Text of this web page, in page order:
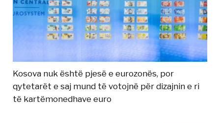
Kosova nuk është pjesë e eurozonës, por
qytetarët e saj mund të votojnë për dizajnin e ri
të kartëmonedhave euro